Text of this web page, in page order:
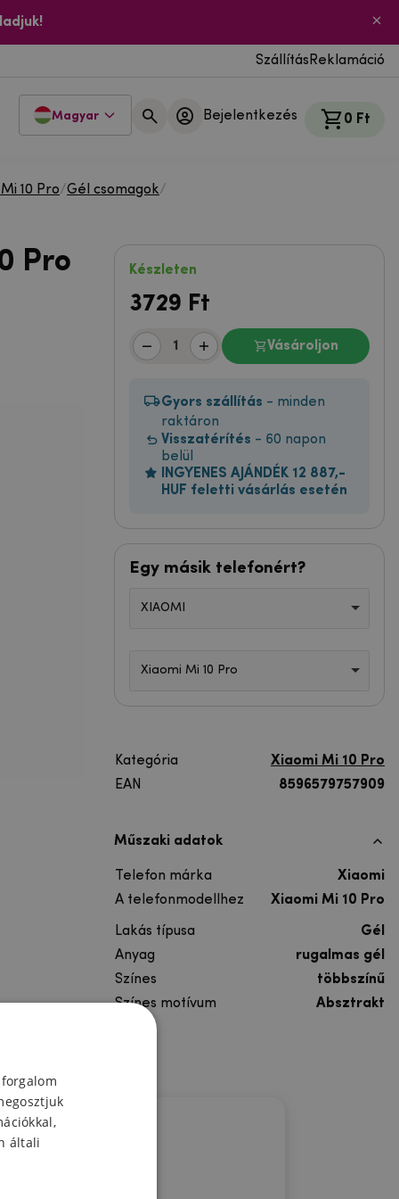
Szállítás Reklamáció
Magyar Bejelentkezés 0 Ft
10 Pro/Gél csomagok/
Pro Készleten
3729 Ft
Vásároljon
Gyors szállítás - minden
raktáron
Visszatérítés - 60 napon
belül
INGYENES AJÁNDÉK 12 887,-
HUF feletti vásárlás esetén
Egy másik telefonért?
XIAOMI
Xiaomi Mi 10 Pro
Kategória
Xiaomi Mi 10 Pro
EAN
8596579757909
Műszaki adatok
Telefon márka
Xiaomi
A telefonmodellhez
Xiaomi Mi 10 Pro
Lakás típusa
Gél
Anyag
rugalmas gél
Színes
többszínű
Színes motívum
Absztrakt
általi